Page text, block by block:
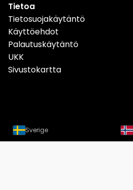
Tietoa
Tietosuojakäytäntö
Käyttöehdot
Palautuskäytäntö
UKK
Sivustokartta
Sverige